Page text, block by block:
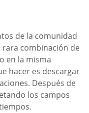
de la comunidad
rara combinación de
en la misma
hacer es descargar
Después de
los campos